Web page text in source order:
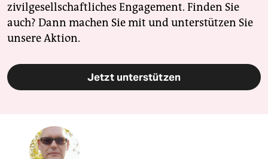
zivilgesellschaftliches Engagement. Finden Sie
auch? Dann machen Sie mit und unterstützen Sie
unsere Aktion.
Jetzt unterstützen